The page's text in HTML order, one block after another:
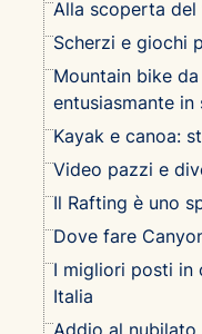
Alla scoperta del
Scherzi e giochi
Mountain bike
entusiasmante in
Kayak e canoa:
Video pazzi e
Il Rafting è uno
Dove fare
I migliori posti in
Italia
Addio al nubilato